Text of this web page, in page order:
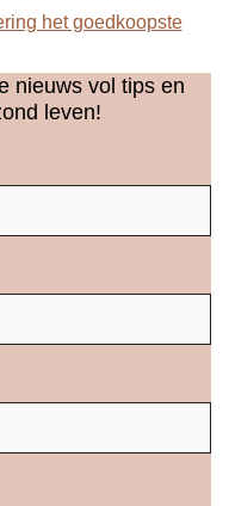
het goedkoopste
nieuws vol tips en
leven!